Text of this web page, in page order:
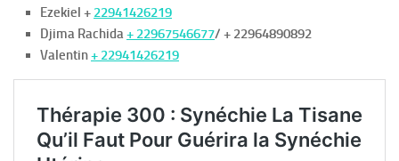
Ezekiel + 22941426219
Djima Rachida+ 22967546677/ + 22964890892
Valentin+ 22941426219